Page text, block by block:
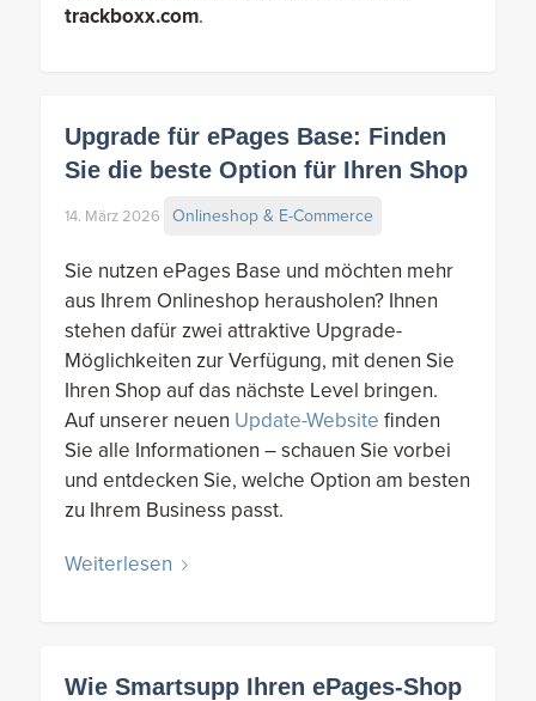
trackboxx.com.
Upgrade für ePages Base: Finden
Sie die beste Option für Ihren Shop
14. März 2026 Onlineshop & E-Commerce
Sie nutzen ePages Base und möchten mehr
aus Ihrem Onlineshop herausholen? Ihnen
stehen dafür zwei attraktive Upgrade-
Möglichkeiten zur Verfügung, mit denen Sie
Ihren Shop auf das nächste Level bringen.
Auf unserer neuen Update-Website finden
Sie alle Informationen – schauen Sie vorbei
und entdecken Sie, welche Option am besten
zu Ihrem Business passt.
Weiterlesen
Wie Smartsupp Ihren ePages-Shop